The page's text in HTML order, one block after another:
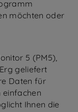
möchten oder
5 (PM5),
geliefert
Daten für
einfachen
Ihnen die